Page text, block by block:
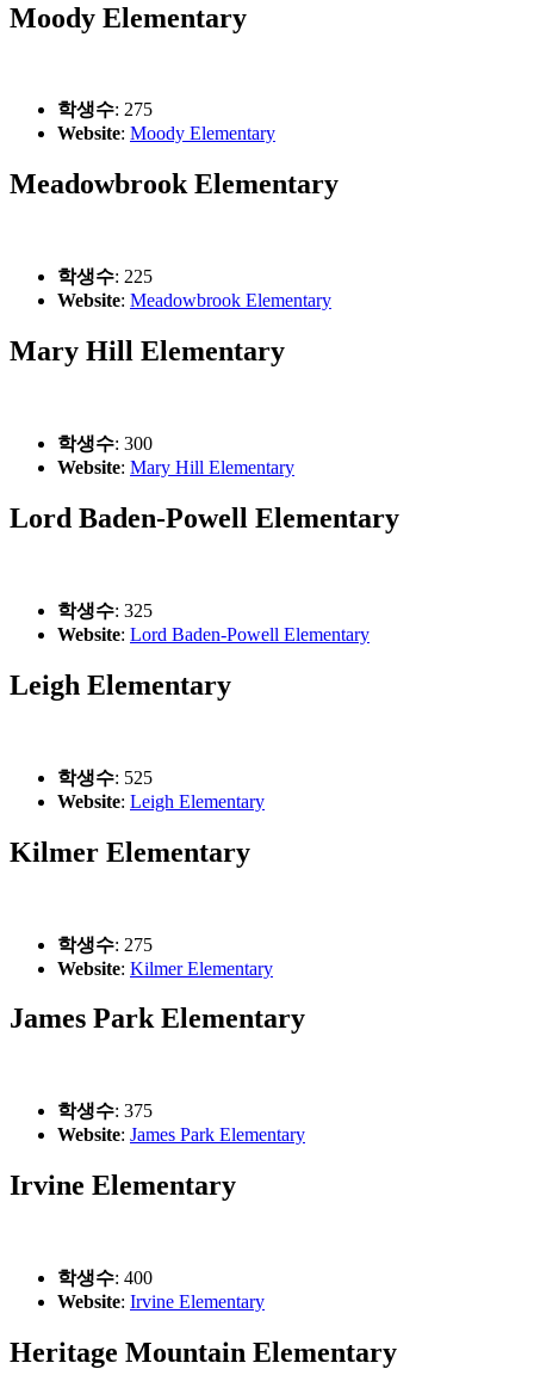
Moody Elementary
학생수: 275
Website: Moody Elementary
Meadowbrook Elementary
학생수: 225
Website: Meadowbrook Elementary
Mary Hill Elementary
학생수: 300
Website: Mary Hill Elementary
Lord Baden-Powell Elementary
학생수: 325
Website: Lord Baden-Powell Elementary
Leigh Elementary
학생수: 525
Website: Leigh Elementary
Kilmer Elementary
학생수: 275
Website: Kilmer Elementary
James Park Elementary
학생수: 375
Website: James Park Elementary
Irvine Elementary
학생수: 400
Website: Irvine Elementary
Heritage Mountain Elementary